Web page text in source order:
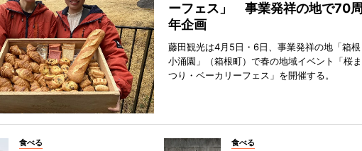
ーフェス」 事業発祥の地で70周
年企画
藤田観光は4月5日・6日、事業発祥の地「箱根
小涌園」（箱根町）で春の地域イベント「桜ま
つり・ベーカリーフェス」を開催する。
食べる 食べる